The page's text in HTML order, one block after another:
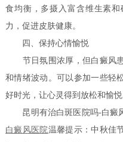
食均衡，多摄入富含维生素
力，促进皮肤健康。
四、保持心情愉悦
节日氛围浓厚，但白癜风患
和情绪波动。可以参加一些轻
好时光，让心灵得到放松和愉悦
昆明有治白斑医院吗-白癜
白癜风医院温馨提示：中秋佳